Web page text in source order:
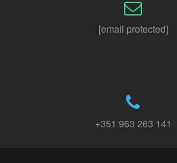
[email protected]
+351 963 263 141